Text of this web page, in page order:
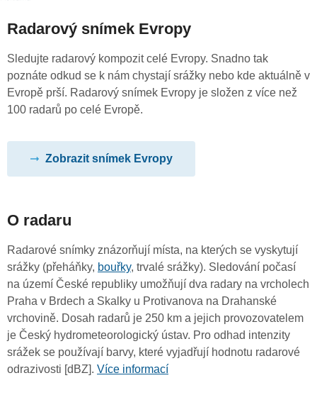
Radarový snímek Evropy
Sledujte radarový kompozit celé Evropy. Snadno tak
poznáte odkud se k nám chystají srážky nebo kde aktuálně v
Evropě prší. Radarový snímek Evropy je složen z více než
100 radarů po celé Evropě.
Zobrazit snímek Evropy
O radaru
Radarové snímky znázorňují místa, na kterých se vyskytují
srážky (přeháňky, bouřky, trvalé srážky). Sledování počasí
na území České republiky umožňují dva radary na vrcholech
Praha v Brdech a Skalky u Protivanova na Drahanské
vrchovině. Dosah radarů je 250 km a jejich provozovatelem
je Český hydrometeorologický ústav. Pro odhad intenzity
srážek se používají barvy, které vyjadřují hodnotu radarové
odrazivosti [dBZ]. Více informací